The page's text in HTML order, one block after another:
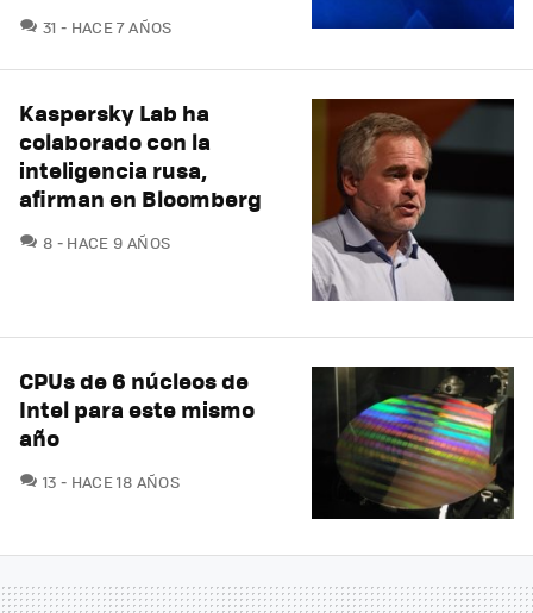
31 COMENTARIOS
HACE 7 AÑOS
Kaspersky Lab ha
colaborado con la
inteligencia rusa,
afirman en Bloomberg
8 COMENTARIOS
HACE 9 AÑOS
CPUs de 6 núcleos de
Intel para este mismo
año
13 COMENTARIOS
HACE 18 AÑOS